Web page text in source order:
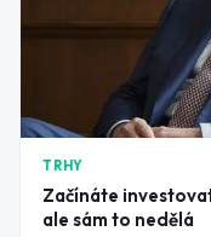
TRHY
Začínáte
ale sám to nedělá